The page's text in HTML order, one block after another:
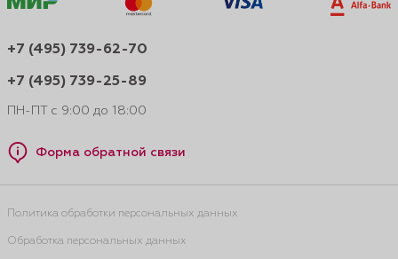
+7 (495) 739-62-70
+7 (495) 739-25-89
ПН-ПТ с 9:00 до 18:00
Форма обратной связи
Политика обработки персональных данных
Обработка персональных данных